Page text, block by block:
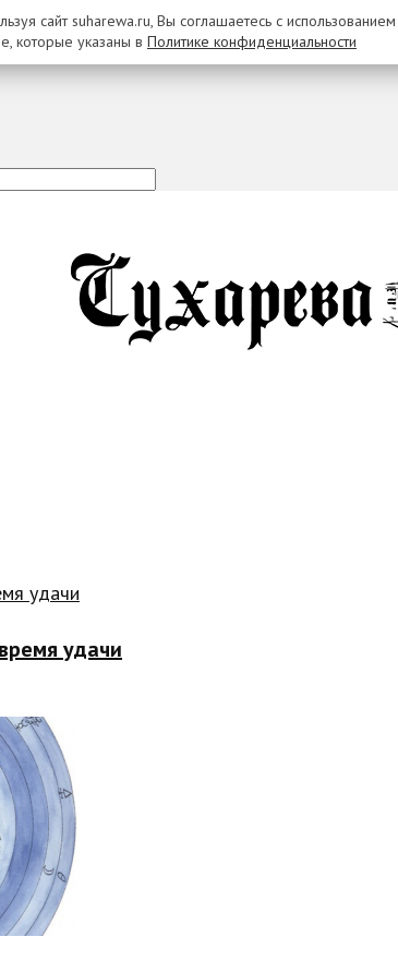
удачи
сайт suharewa.ru, Вы соглашаетесь с
которые указаны в Политике конфиденциальности